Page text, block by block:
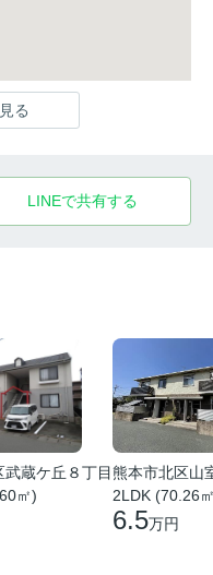
る
LINEで共有する
蔵ケ丘８丁目
㎡)
熊本市北区山
2LDK (70.26
6.5万円